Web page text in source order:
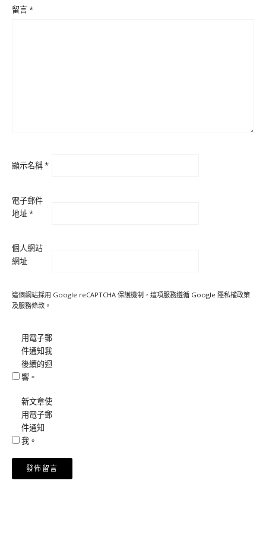
留言*
顯示名稱*
電子郵件
地址*
個人網站
網址
這個網站採用 Google reCAPTCHA 保護機制，這項服務遵循 Google 隱私權政策
及服務條款 。
用電子郵
件通知我
後續的迴
響。
新文章使
用電子郵
件通知
我。